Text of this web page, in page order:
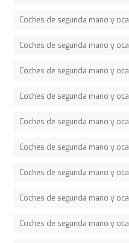
Coches de segunda mano y
Coches de segunda mano y
Coches de segunda mano y
Coches de segunda mano y
Coches de segunda mano y
Coches de segunda mano y
Coches de segunda mano y
Coches de segunda mano y
Coches de segunda mano y